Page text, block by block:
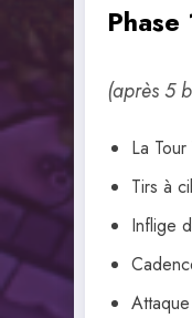
(après 5
La
Tirs à
Inflige